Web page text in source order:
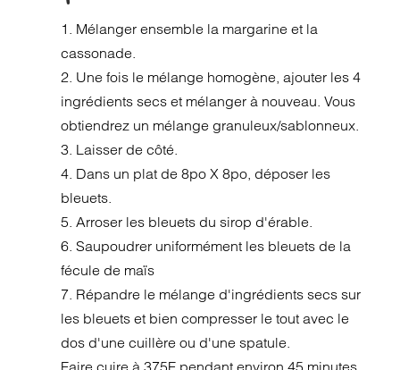
1. Mélanger ensemble la margarine et la
cassonade.
2. Une fois le mélange homogène, ajouter les 4
ingrédients secs et mélanger à nouveau. Vous
obtiendrez un mélange granuleux/sablonneux.
3. Laisser de côté.
4. Dans un plat de 8po X 8po, déposer les
bleuets.
5. Arroser les bleuets du sirop d'érable.
6. Saupoudrer uniformément les bleuets de la
fécule de maïs
7. Répandre le mélange d'ingrédients secs sur
les bleuets et bien compresser le tout avec le
dos d'une cuillère ou d'une spatule.
Faire cuire à 375F pendant environ 45 minutes